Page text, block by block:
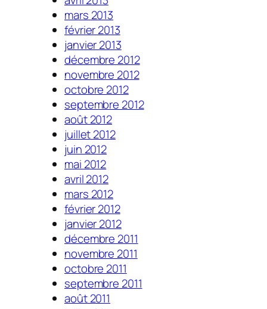
mars 2013
février 2013
janvier 2013
décembre 2012
novembre 2012
octobre 2012
septembre 2012
août 2012
juillet 2012
juin 2012
mai 2012
avril 2012
mars 2012
février 2012
janvier 2012
décembre 2011
novembre 2011
octobre 2011
septembre 2011
août 2011